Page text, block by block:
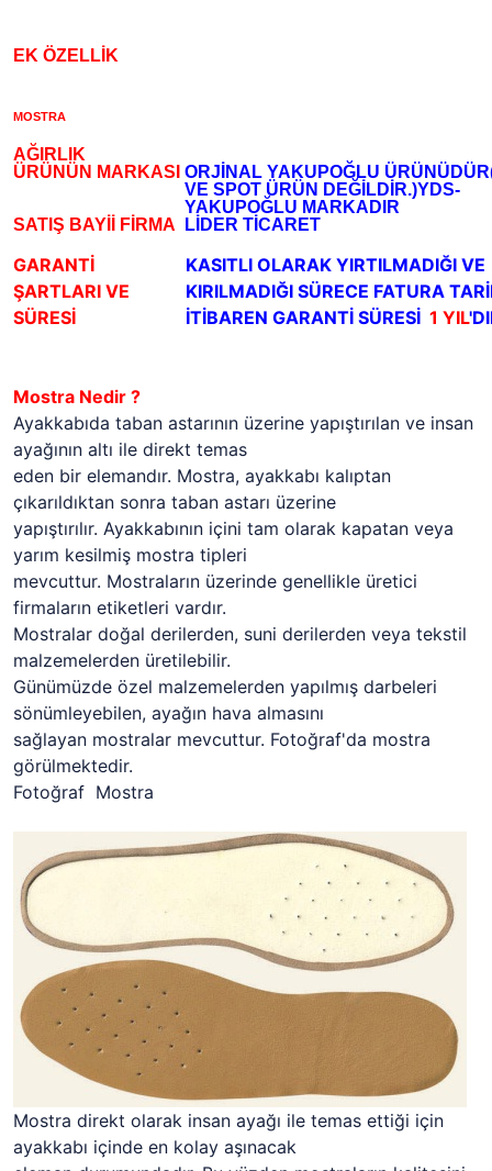
EK ÖZELLİK
MOSTRA
AĞIRLIK
ÜRÜNÜN MARKASI ORJİNAL YAKUPOĞLU
VE SPOT ÜRÜN DEĞİLDİR.)YDS-
YAKUPOĞLU MARKADIR
SATIŞ BAYİİ FİRMA
LİDER TİCARET
GARANTİ
ŞARTLARI VE
SÜRESİ
KASITLI OLARAK YIRTILMADIĞI VE
KIRILMADIĞI SÜRECE FATURA
İTİBAREN GARANTİ SÜRESİ 1 YIL
Mostra Nedir ?
Ayakkabıda taban astarının üzerine yapıştırılan ve insan
ayağının altı ile direkt temas
eden bir elemandır. Mostra, ayakkabı kalıptan
çıkarıldıktan sonra taban astarı üzerine
yapıştırılır. Ayakkabının içini tam olarak kapatan veya
yarım kesilmiş mostra tipleri
mevcuttur. Mostraların üzerinde genellikle üretici
firmaların etiketleri vardır.
Mostralar doğal derilerden, suni derilerden veya tekstil
malzemelerden üretilebilir.
Günümüzde özel malzemelerden yapılmış darbeleri
sönümleyebilen, ayağın hava almasını
sağlayan mostralar mevcuttur. Fotoğraf'da mostra
görülmektedir.
Fotoğraf Mostra
Mostra direkt olarak insan ayağı ile temas ettiği için
ayakkabı içinde en kolay aşınacak